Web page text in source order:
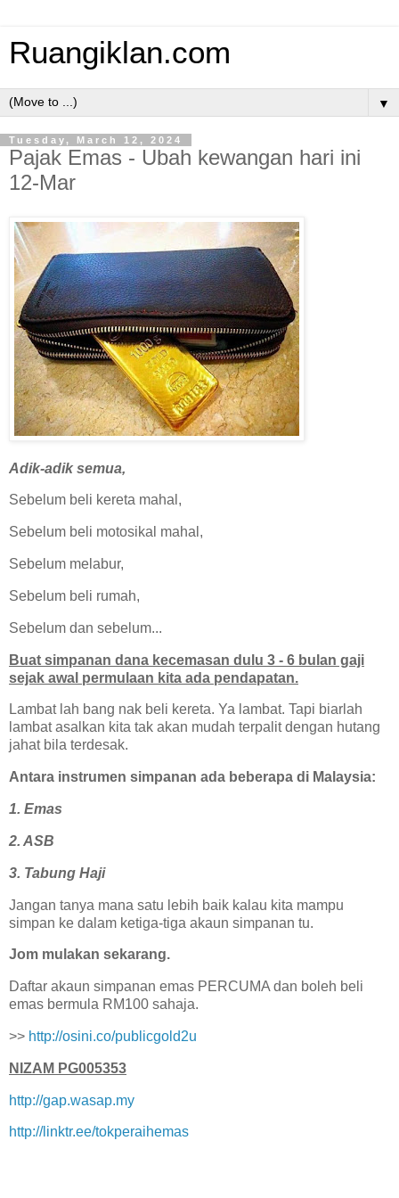
Ruangiklan.com
▼
Tuesday, March 12, 2024
Pajak Emas - Ubah kewangan hari ini
12-Mar
Adik-adik semua,
Sebelum beli kereta mahal,
Sebelum beli motosikal mahal,
Sebelum melabur,
Sebelum beli rumah,
Sebelum dan sebelum...
Buat simpanan dana kecemasan dulu 3 - 6 bulan gaji
sejak awal permulaan kita ada pendapatan.
Lambat lah bang nak beli kereta. Ya lambat. Tapi biarlah
lambat asalkan kita tak akan mudah terpalit dengan hutang
jahat bila terdesak.
Antara instrumen simpanan ada beberapa di Malaysia:
1. Emas
2. ASB
3. Tabung Haji
Jangan tanya mana satu lebih baik kalau kita mampu
simpan ke dalam ketiga-tiga akaun simpanan tu.
Jom mulakan sekarang.
Daftar akaun simpanan emas PERCUMA dan boleh beli
emas bermula RM100 sahaja.
>> http://osini.co/publicgold2u
NIZAM PG005353
http://gap.wasap.my
http://linktr.ee/tokperaihemas